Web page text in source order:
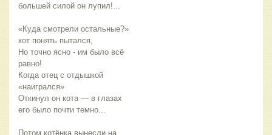
большей силой он лупил!...
«Куда смотрели остальные?»
кот понять пытался,
Но точно ясно - им было всё
равно!
Когда отец с отдышкой
«наигрался»
Откинул он кота — в глазах
его было почти темно...
Потом котёнка вынесли на